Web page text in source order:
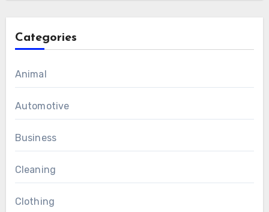
Categories
Animal
Automotive
Business
Cleaning
Clothing